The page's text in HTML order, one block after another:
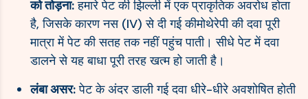
को तोड़ना:हमारे पेट की झिल्ली में एक प्राकृतिक अवरोध होता
है, जिसके कारण नस (IV) से दी गई कीमोथेरेपी की दवा पूरी
मात्रा में पेट की सतह तक नहीं पहुंच पाती। सीधे पेट में दवा
डालने से यह बाधा पूरी तरह खत्म हो जाती है।
लंबा असर:पेट के अंदर डाली गई दवा धीरे-धीरे अवशोषित होती